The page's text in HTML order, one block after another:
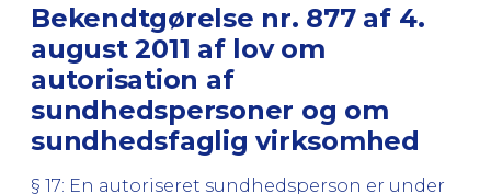
Bekendtgørelse nr. 877 af 4.
august 2011 af lov om
autorisation af
sundhedspersoner og om
sundhedsfaglig virksomhed
§ 17: En autoriseret sundhedsperson er under